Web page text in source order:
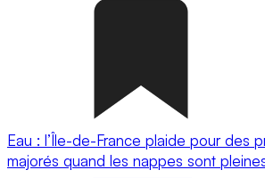
Eau : l’Île-de-France plaide pour des
majorés quand les nappes sont